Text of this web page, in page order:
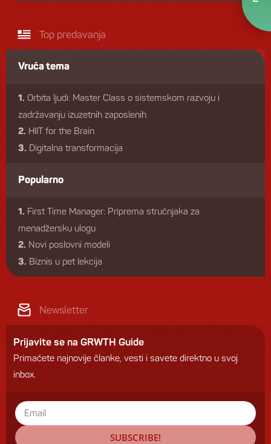
Top predavanja
Vruća tema
1. Orbita ljudi: Master Class o sistemskom razvoju i
zadržavanju izuzetnih zaposlenih
2. HIIT for the Brain
3. Digitalna transformacija
Popularno
1. First Time Manager: Priprema stručnjaka za
menadžersku ulogu
2. Novi poslovni modeli
3. Biznis u pet lekcija
Newsletter
Prijavite se na GRWTH Guide
Primaćete najnovije članke, vesti i savete direktno u svoj
inbox.
SUBSCRIBE!